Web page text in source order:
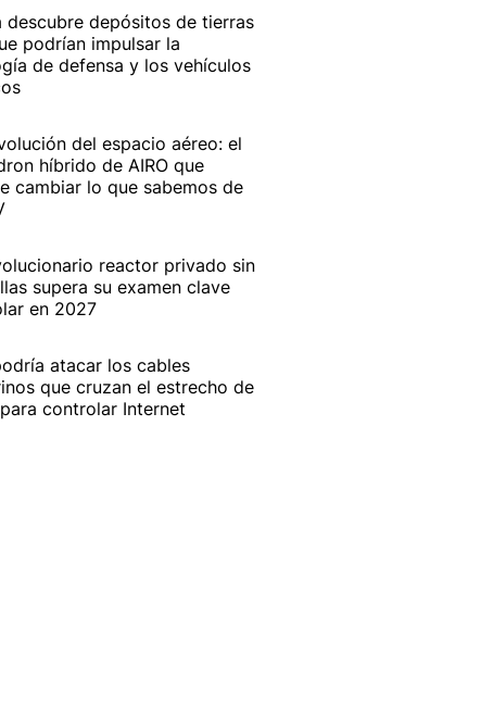
descubre depósitos de tierras
podrían impulsar la
de defensa y los vehículos
del espacio aéreo: el
híbrido de AIRO que
cambiar lo que sabemos de
reactor privado sin
supera su examen clave
en 2027
atacar los cables
que cruzan el estrecho de
controlar Internet